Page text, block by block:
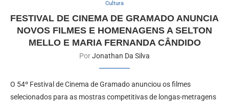
Cultura
FESTIVAL DE CINEMA DE GRAMADO ANUNCIA
NOVOS FILMES E HOMENAGENS A SELTON
MELLO E MARIA FERNANDA CÂNDIDO
PorJonathan Da Silva
O 54º Festival de Cinema de Gramado anunciou os filmes
selecionados para as mostras competitivas de longas-metragens